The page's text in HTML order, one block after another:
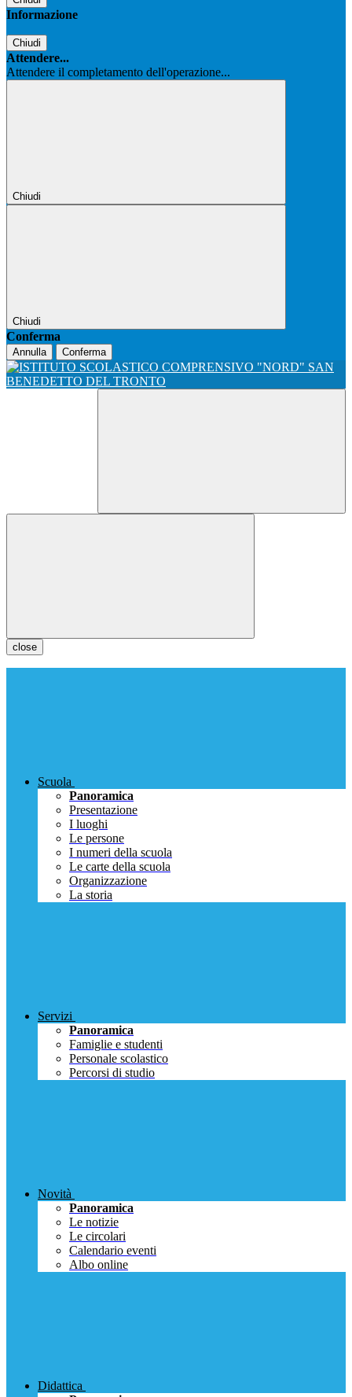
Informazione
Chiudi
Attendere...
Attendere il completamento dell'operazione...
Chiudi
Chiudi
Conferma
Annulla Conferma
close
Scuola
Panoramica
Presentazione
I luoghi
Le persone
I numeri della scuola
Le carte della scuola
Organizzazione
La storia
Servizi
Panoramica
Famiglie e studenti
Personale scolastico
Percorsi di studio
Novità
Panoramica
Le notizie
Le circolari
Calendario eventi
Albo online
Didattica